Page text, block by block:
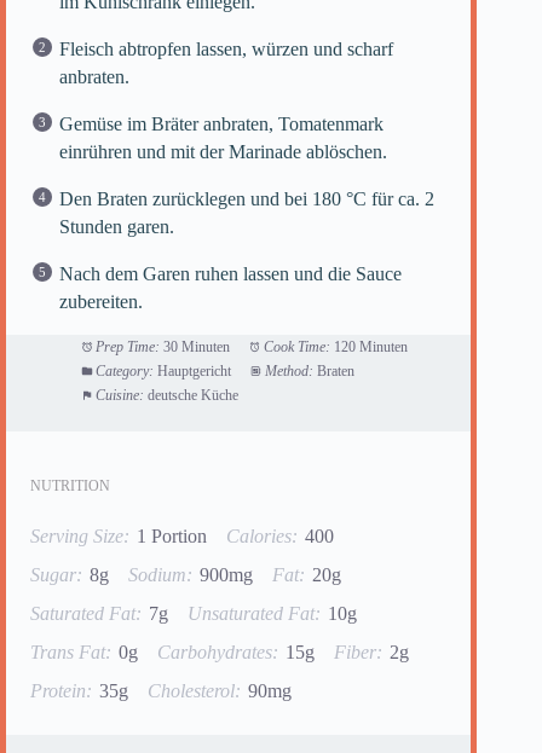
Fleisch abtropfen lassen, würzen und scharf
anbraten.
Gemüse im Bräter anbraten, Tomatenmark
einrühren und mit der Marinade ablöschen.
Den Braten zurücklegen und bei 180 °C für ca. 2
Stunden garen.
Nach dem Garen ruhen lassen und die Sauce
zubereiten.
Prep Time: 30 Minuten Cook Time: 120 Minuten
Category: Hauptgericht Method: Braten
Cuisine: deutsche Küche
NUTRITION
Serving Size: 1 Portion Calories: 400
Sugar: 8g Sodium: 900mg Fat: 20g
Saturated Fat: 7g Unsaturated Fat: 10g
Trans Fat: 0g Carbohydrates: 15g Fiber: 2g
Protein: 35g Cholesterol: 90mg